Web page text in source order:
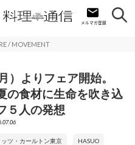
/ MOVEMENT
）よりフェア開始。
の食材に生命を吹き込
５人の発想
ツ・カールトン東京 HASUO